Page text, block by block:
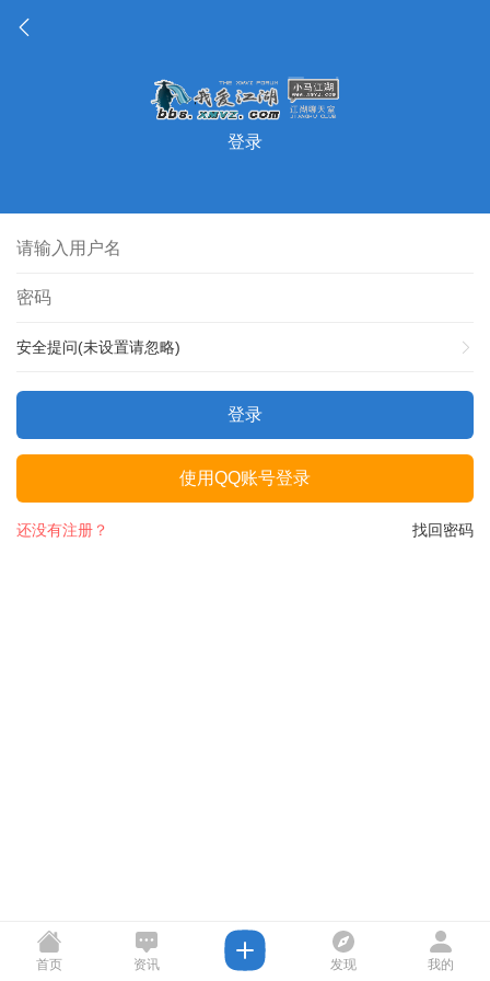
登录
安全提问(未设置请忽略)
登录
使用QQ账号登录
找回密码
还没有注册？
首页 资讯 发现 我的